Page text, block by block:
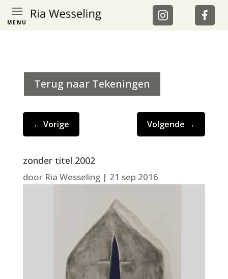
MENU
Terug naar Tekeningen
← Vorige Volgende →
zonder titel 2002
door Ria Wesseling| 21 sep 2016